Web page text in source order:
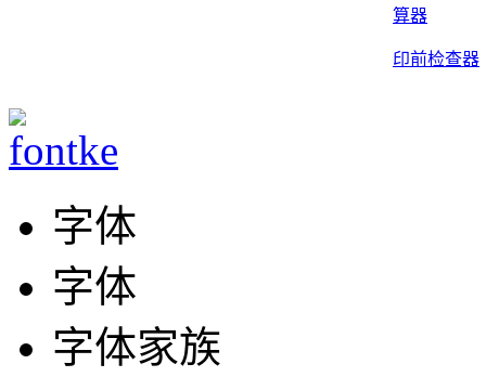
算器
印前检查器
字体
字体
字体家族